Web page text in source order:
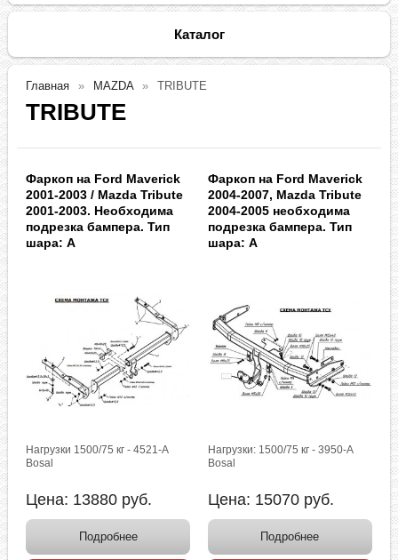
Каталог
Главная MAZDA TRIBUTE
TRIBUTE
Фаркоп на Ford Maverick
2001-2003 / Mazda Tribute
2001-2003. Необходима
подрезка бампера. Тип
шара: A
Нагрузки 1500/75 кг - 4521-A
Bosal
Цена: 13880 руб.
Подробнее
Фаркоп на Ford Maverick
2004-2007, Mazda Tribute
2004-2005 необходима
подрезка бампера. Тип
шара: A
Нагрузки: 1500/75 кг - 3950-A
Bosal
Цена: 15070 руб.
Подробнее